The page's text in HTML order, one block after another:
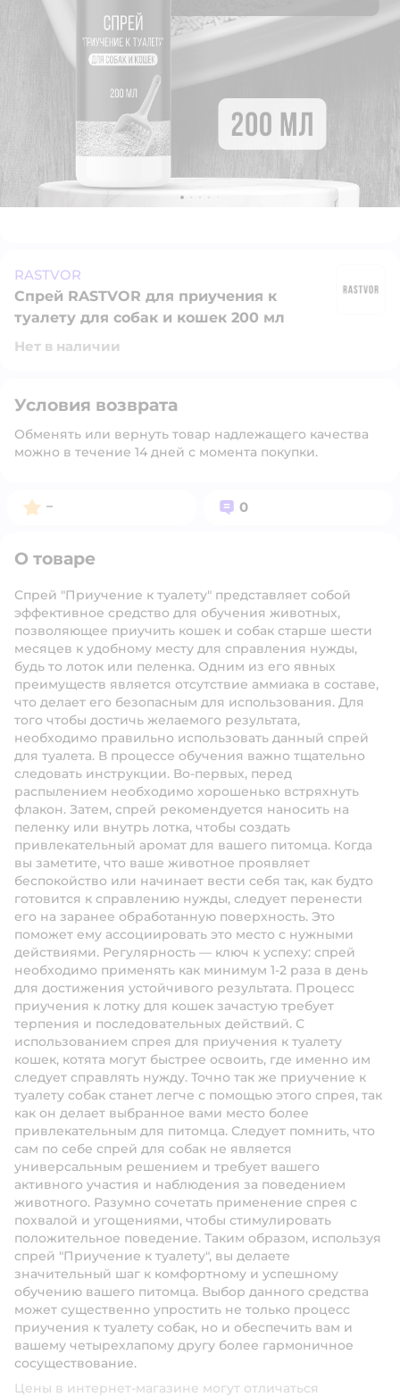
RASTVOR
Спрей RASTVOR для приучения к
туалету для собак и кошек 200 мл
Нет в наличии
Условия возврата
Обменять или вернуть товар надлежащего качества
можно в течение 14 дней с момента покупки.
Рейтинг:
– Вопросов:
0
О товаре
Спрей "Приучение к туалету" представляет собой
эффективное средство для обучения животных,
позволяющее приучить кошек и собак старше шести
месяцев к удобному месту для справления нужды,
будь то лоток или пеленка. Одним из его явных
преимуществ является отсутствие аммиака в составе,
что делает его безопасным для использования. Для
того чтобы достичь желаемого результата,
необходимо правильно использовать данный спрей
для туалета. В процессе обучения важно тщательно
следовать инструкции. Во-первых, перед
распылением необходимо хорошенько встряхнуть
флакон. Затем, спрей рекомендуется наносить на
пеленку или внутрь лотка, чтобы создать
привлекательный аромат для вашего питомца. Когда
вы заметите, что ваше животное проявляет
беспокойство или начинает вести себя так, как будто
готовится к справлению нужды, следует перенести
его на заранее обработанную поверхность. Это
поможет ему ассоциировать это место с нужными
действиями. Регулярность — ключ к успеху: спрей
необходимо применять как минимум 1-2 раза в день
для достижения устойчивого результата. Процесс
приучения к лотку для кошек зачастую требует
терпения и последовательных действий. С
использованием спрея для приучения к туалету
кошек, котята могут быстрее освоить, где именно им
следует справлять нужду. Точно так же приучение к
туалету собак станет легче с помощью этого спрея, так
как он делает выбранное вами место более
привлекательным для питомца. Следует помнить, что
сам по себе спрей для собак не является
универсальным решением и требует вашего
активного участия и наблюдения за поведением
животного. Разумно сочетать применение спрея с
похвалой и угощениями, чтобы стимулировать
положительное поведение. Таким образом, используя
спрей "Приучение к туалету", вы делаете
значительный шаг к комфортному и успешному
обучению вашего питомца. Выбор данного средства
может существенно упростить не только процесс
приучения к туалету собак, но и обеспечить вам и
вашему четырехлапому другу более гармоничное
сосуществование.
Цены в интернет-магазине могут отличаться